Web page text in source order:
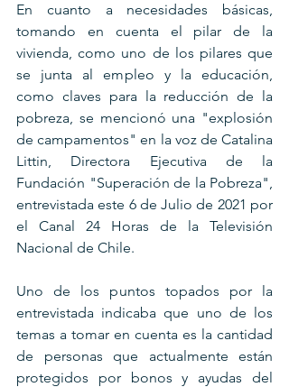
En cuanto a necesidades básicas,
tomando en cuenta el pilar de la
vivienda, como uno de los pilares que
se junta al empleo y la educación,
como claves para la reducción de la
pobreza, se mencionó una "explosión
de campamentos" en la voz de Catalina
Littin, Directora Ejecutiva de la
Fundación "Superación de la Pobreza",
entrevistada este 6 de Julio de 2021 por
el Canal 24 Horas de la Televisión
Nacional de Chile.
Uno de los puntos topados por la
entrevistada indicaba que uno de los
temas a tomar en cuenta es la cantidad
de personas que actualmente están
protegidos por bonos y ayudas del